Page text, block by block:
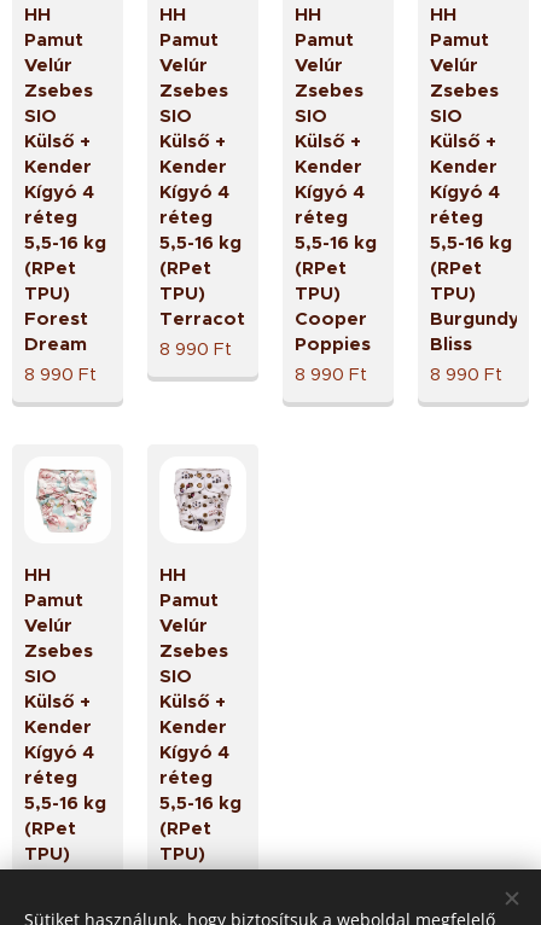
HH
Pamut
Velúr
Zsebes
SIO
Külső +
Kender
Kígyó 4
réteg
5,5-16 kg
(RPet
TPU)
Forest
Dream
8 990 Ft
HH
Pamut
Velúr
Zsebes
SIO
Külső +
Kender
Kígyó 4
réteg
5,5-16 kg
(RPet
TPU)
Terracotta
8 990 Ft
HH
Pamut
Velúr
Zsebes
SIO
Külső +
Kender
Kígyó 4
réteg
5,5-16 kg
(RPet
TPU)
Cooper
Poppies
8 990 Ft
HH
Pamut
Velúr
Zsebes
SIO
Külső +
Kender
Kígyó 4
réteg
5,5-16 kg
(RPet
TPU)
Burgundy
Bliss
8 990 Ft
HH
Pamut
Velúr
Zsebes
SIO
Külső +
Kender
Kígyó 4
réteg
5,5-16 kg
(RPet
TPU)
HH
Pamut
Velúr
Zsebes
SIO
Külső +
Kender
Kígyó 4
réteg
5,5-16 kg
(RPet
TPU)
Sütiket használunk, hogy biztosítsuk a weboldal megfelelő